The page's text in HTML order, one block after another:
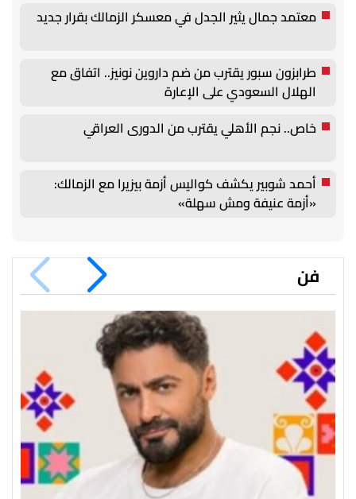
معتمد جمال يثير الجدل في معسكر الزمالك بقرار جديد
طرابزون سبور يقترب من ضم داروين نونيز.. اتفاق مع
الهلال السعودي على الإعارة
خاص.. نجم الأهلي يقترب من الدورى العراقي
أحمد شوبير يكشف كواليس أزمة بيزيرا مع الزمالك:
«أزمة عنيفة ومش سهلة»
فن